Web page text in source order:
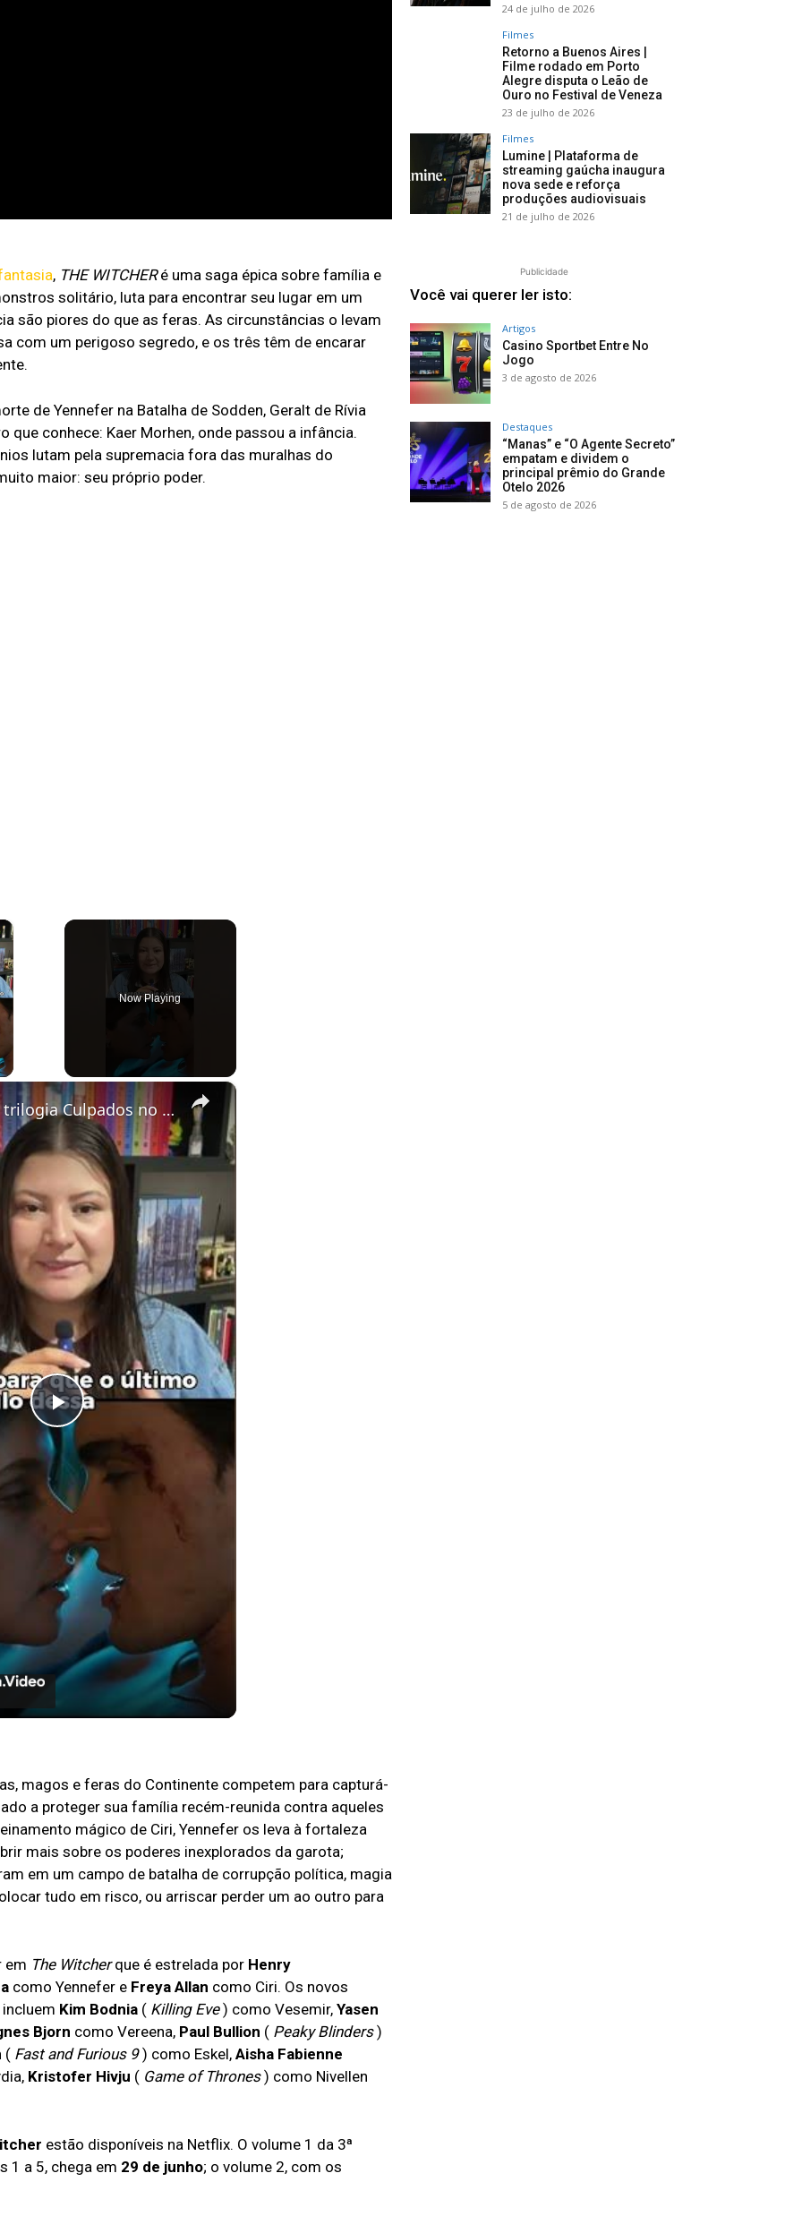
, THE WITCHERé uma saga épica sobre família e
solitário, luta para encontrar seu lugar em um
são piores do que as feras. As circunstâncias o levam
com um perigoso segredo, e os três têm de encarar
de Yennefer na Batalha de Sodden, Geralt de Rívia
que conhece: Kaer Morhen, onde passou a infância.
lutam pela supremacia fora das muralhas do
maior: seu próprio poder.
×
Video
Now Playing
×
Play
Video
O fim da trilogia Culpados no Prime Vídeo
magos e feras do Continente competem para capturá-
a proteger sua família recém-reunida contra aqueles
mágico de Ciri, Yennefer os leva à fortaleza
mais sobre os poderes inexplorados da garota;
em um campo de batalha de corrupção política, magia
tudo em risco, ou arriscar perder um ao outro para
em The Witcherque é estrelada por Henry
como Yennefer e Freya Allan como Ciri. Os novos
Kim Bodnia ( Killing Eve) como Vesemir, Yasen
Bjorn como Vereena, Paul Bullion ( Peaky Blinders)
( Fast and Furious 9) como Eskel, Aisha Fabienne
Kristofer Hivju ( Game of Thrones) como Nivellen
estão disponíveis na Netflix. O volume 1 da 3ª
1 a 5, chega em 29 de junho; o volume 2, com os
24 de julho de 2026
Filmes
Retorno a Buenos Aires |
Filme rodado em Porto
Alegre disputa o Leão de
Ouro no Festival de Veneza
23 de julho de 2026
Filmes
Lumine | Plataforma de
streaming gaúcha inaugura
nova sede e reforça
produções audiovisuais
21 de julho de 2026
Publicidade
Você vai querer ler isto:
Artigos
Casino Sportbet Entre No
Jogo
3 de agosto de 2026
Destaques
“Manas” e “O Agente Secreto”
empatam e dividem o
principal prêmio do Grande
Otelo 2026
5 de agosto de 2026